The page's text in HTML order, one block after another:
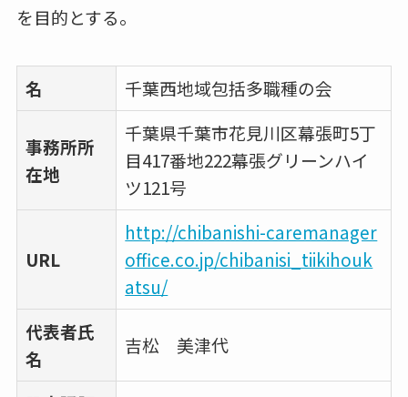
を目的とする。
名 千葉西地域包括多職種の会
事務所所
在地
千葉県千葉市花見川区幕張町5丁
目417番地222幕張グリーンハイ
ツ121号
URL
http://chibanishi-caremanager
office.co.jp/chibanisi_tiikihouk
atsu/
代表者氏
名
吉松 美津代